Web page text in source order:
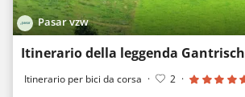
Pasar vzw
Itinerario della leggenda Gantrisch
Itinerario per bici da corsa · 2 ·